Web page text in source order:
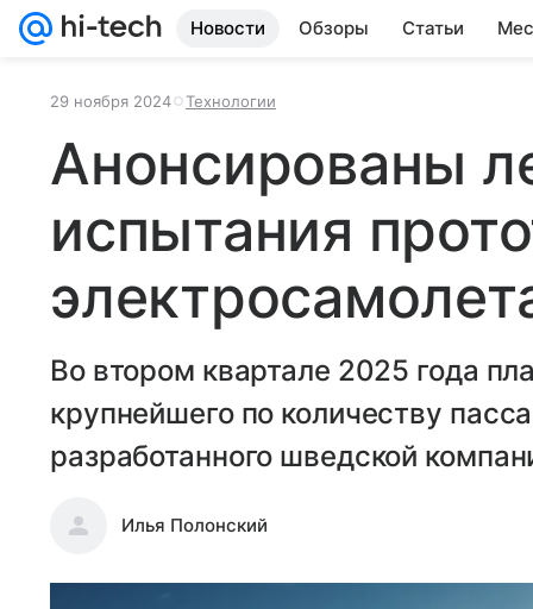
Новости Обзоры Статьи
29 ноября 2024 Технологии
Анонсированы
испытания
Во втором квартале 2025 года
крупнейшего по количеству
разработанного шведской
Илья Полонский